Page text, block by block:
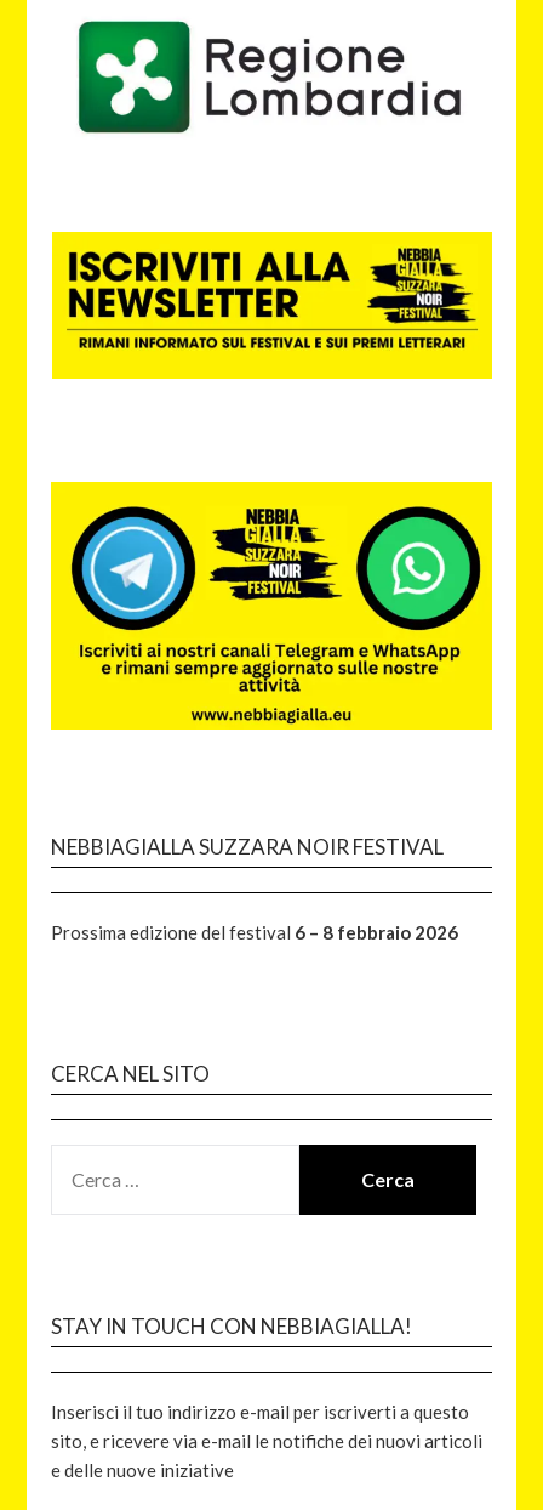
NEBBIAGIALLA SUZZARA NOIR FESTIVAL
Prossima edizione del festival 6 – 8 febbraio 2026
CERCA NEL SITO
STAY IN TOUCH CON NEBBIAGIALLA!
Inserisci il tuo indirizzo e-mail per iscriverti a questo
sito, e ricevere via e-mail le notifiche dei nuovi articoli
e delle nuove iniziative